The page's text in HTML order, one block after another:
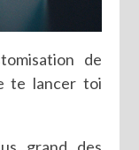
de
te lancer toi